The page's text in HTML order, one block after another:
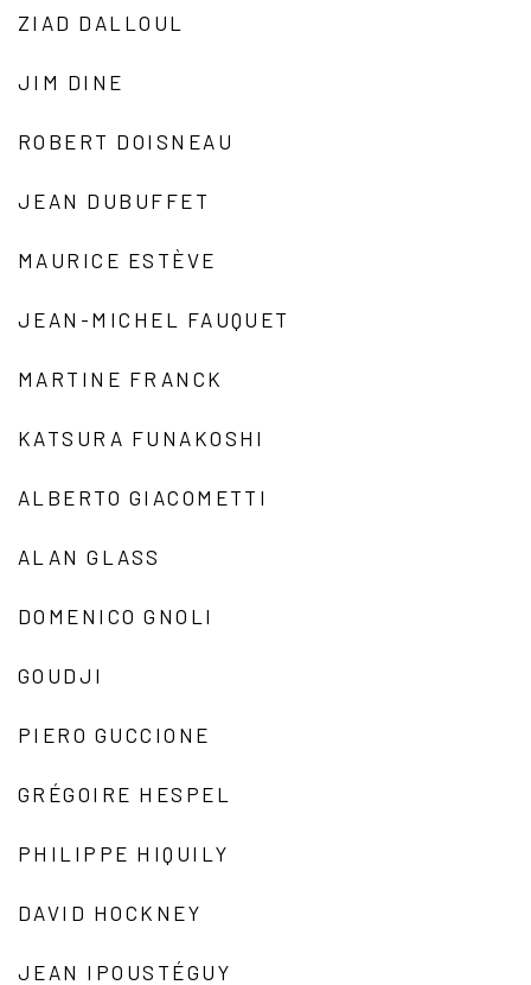
ZIAD DALLOUL
JIM DINE
ROBERT DOISNEAU
JEAN DUBUFFET
MAURICE ESTÈVE
JEAN-MICHEL FAUQUET
MARTINE FRANCK
KATSURA FUNAKOSHI
ALBERTO GIACOMETTI
ALAN GLASS
DOMENICO GNOLI
GOUDJI
PIERO GUCCIONE
GRÉGOIRE HESPEL
PHILIPPE HIQUILY
DAVID HOCKNEY
JEAN IPOUSTÉGUY